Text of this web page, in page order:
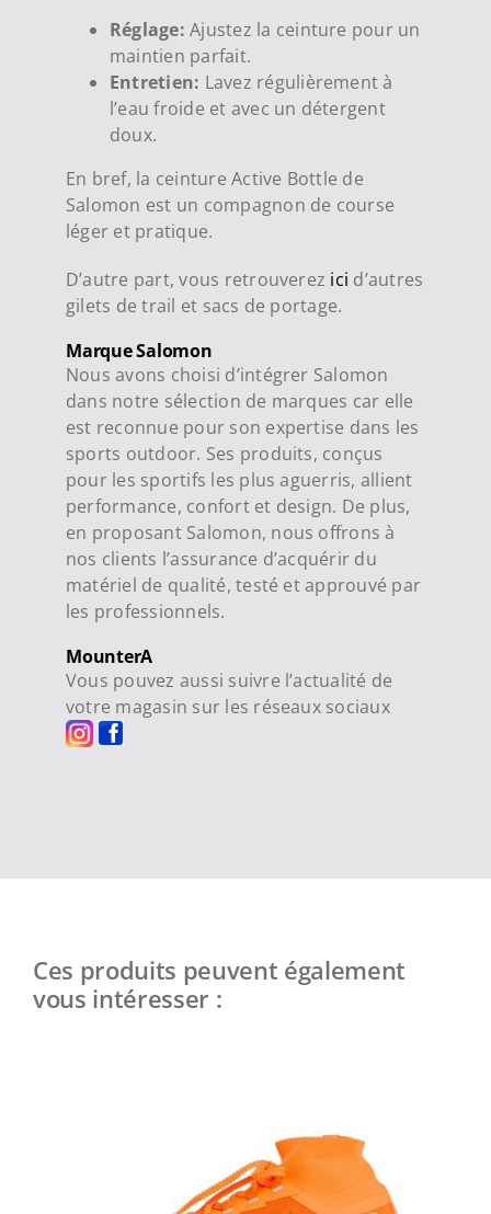
Réglage: Ajustez la ceinture pour un
maintien parfait.
Entretien: Lavez régulièrement à
l’eau froide et avec un détergent
doux.
En bref, la ceinture Active Bottle de
Salomon est un compagnon de course
léger et pratique.
D’autre part, vous retrouverez ici d’autres
gilets de trail et sacs de portage.
Marque Salomon
Nous avons choisi d’intégrer Salomon
dans notre sélection de marques car elle
est reconnue pour son expertise dans les
sports outdoor. Ses produits, conçus
pour les sportifs les plus aguerris, allient
performance, confort et design. De plus,
en proposant Salomon, nous offrons à
nos clients l’assurance d’acquérir du
matériel de qualité, testé et approuvé par
les professionnels.
MounterA
Vous pouvez aussi suivre l’actualité de
votre magasin sur les réseaux sociaux
Ces produits peuvent également
vous intéresser :